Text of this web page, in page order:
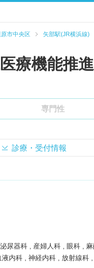
市中央区 矢部駅(JR横浜線)
療機能推
専門性
診療・受付情報
泌尿器科 産婦人科 眼科
液内科 神経内科 放射線科